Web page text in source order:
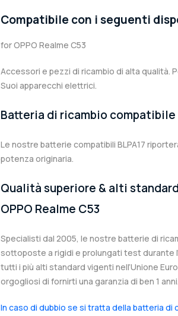
Compatibile con i seguenti
for OPPO Realme C53
Accessori e pezzi di ricambio di alta qualità.
Suoi apparecchi elettrici.
Batteria di ricambio compatibile
Le nostre batterie compatibili BLPA17
potenza originaria.
Qualità superiore & alti
OPPO Realme C53
Specialisti dal 2005, le nostre batterie di
sottoposte a rigidi e prolungati test durante
tutti i più alti standard vigenti nell’Unione
orgogliosi di fornirti una garanzia di ben 1 anni.
In caso di dubbio se si tratta della batteria di